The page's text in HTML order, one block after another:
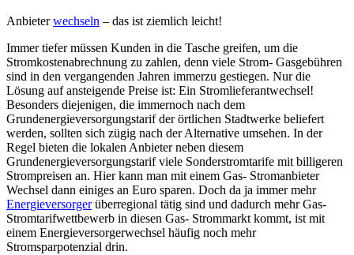
Anbieterwechseln – das ist ziemlich leicht!
Immer tiefer müssen Kunden in die Tasche greifen, um die
Stromkostenabrechnung zu zahlen, denn viele Strom- Gasgebühren
sind in den vergangenden Jahren immerzu gestiegen. Nur die
Lösung auf ansteigende Preise ist: Ein Stromlieferantwechsel!
Besonders diejenigen, die immernoch nach dem
Grundenergieversorgungstarif der örtlichen Stadtwerke beliefert
werden, sollten sich zügig nach der Alternative umsehen. In der
Regel bieten die lokalen Anbieter neben diesem
Grundenergieversorgungstarif viele Sonderstromtarife mit billigeren
Strompreisen an. Hier kann man mit einem Gas- Stromanbieter
Wechsel dann einiges an Euro sparen. Doch da ja immer mehr
Energieversorgerüberregional tätig sind und dadurch mehr Gas-
Stromtarifwettbewerb in diesen Gas- Strommarkt kommt, ist mit
einem Energieversorgerwechsel häufig noch mehr
Stromsparpotenzial drin.